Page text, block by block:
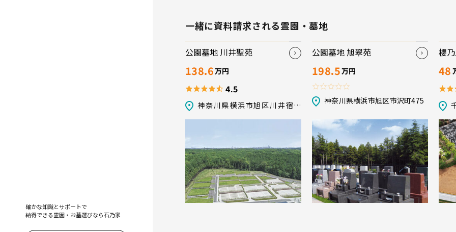
確かな知識とサポートで
納得できる霊園・お墓選びなら石乃家
一緒に資料請求される霊園・墓地
公園墓地 川井聖苑
138.6万円
4.5
神奈川県横浜市旭区川井宿町
91-3
公園墓地 旭翠苑
198.5万円
神奈川県横浜市旭区市沢町475
櫻
48